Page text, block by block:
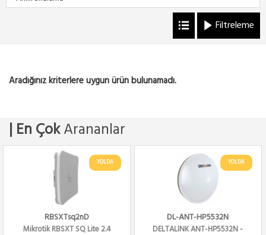
Filtreleme
Aradığınız kriterlere uygun ürün bulunamadı.
| En ÇokArananlar
YOLDA
RBSXTsq2nD
Mikrotik RBSXT SQ Lite 2.4
YOLDA
DL-ANT-HP5532N
DELTALINK ANT-HP5532N -